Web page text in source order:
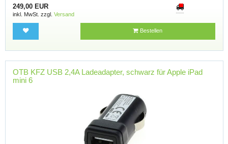
249,00 EUR
inkl. MwSt. zzgl. Versand
Bestellen
OTB KFZ USB 2,4A Ladeadapter, schwarz für Apple iPad
mini 6